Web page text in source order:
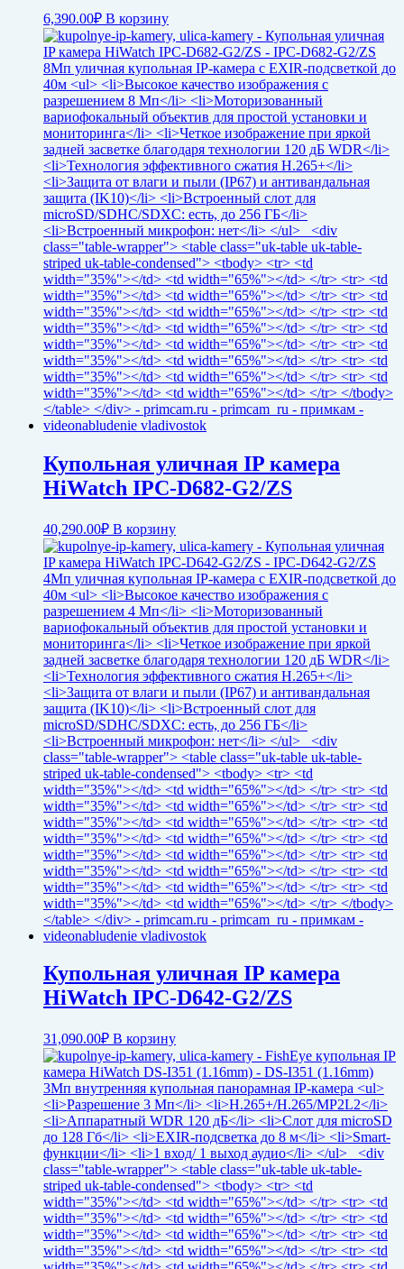
6,390.00₽ В корзину
Купольная уличная IP камера
HiWatch IPC-D682-G2/ZS
40,290.00₽ В корзину
Купольная уличная IP камера
HiWatch IPC-D642-G2/ZS
31,090.00₽ В корзину